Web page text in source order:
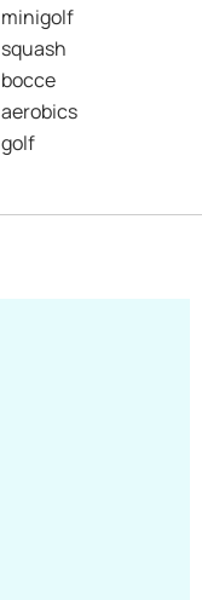
minigolf
squash
bocce
aerobics
golf